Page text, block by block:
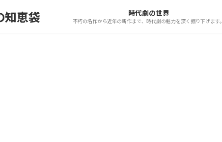
知恵袋 時代劇の世界
不朽の名作から近年の新作まで、時代劇の魅力を深く掘り下げます。